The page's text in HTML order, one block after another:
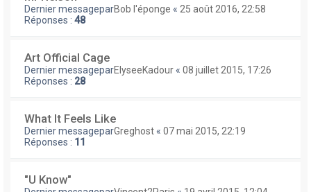
Dernier messageparBob l'éponge « 25 août 2016, 22:58
Réponses : 48
Art Official Cage
Dernier messageparElyseeKadour « 08 juillet 2015, 17:26
Réponses : 28
What It Feels Like
Dernier messageparGreghost « 07 mai 2015, 22:19
Réponses : 11
"U Know"